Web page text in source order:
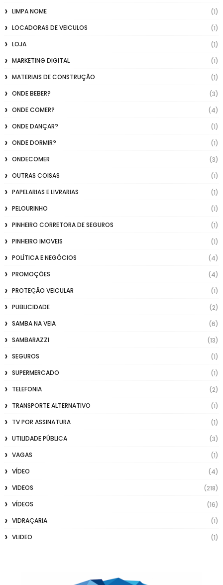
LIMPA NOME
(1)
LOCADORAS DE VEICULOS
(1)
LOJA
(1)
MARKETING DIGITAL
(1)
MATERIAIS DE CONSTRUÇÃO
(1)
ONDE BEBER?
(3)
ONDE COMER?
(4)
ONDE DANÇAR?
(1)
ONDE DORMIR?
(1)
ONDECOMER
(3)
OUTRAS COISAS
(1)
PAPELARIAS E LIVRARIAS
(1)
PELOURINHO
(1)
PINHEIRO CORRETORA DE SEGUROS
(1)
PINHEIRO IMOVEIS
(1)
POLÍTICA E NEGÓCIOS
(4)
PROMOÇÕES
(4)
PROTEÇÃO VEICULAR
(1)
PUBLICIDADE
(2)
SAMBA NA VEIA
(6)
SAMBARAZZI
(13)
SEGUROS
(1)
SUPERMERCADO
(1)
TELEFONIA
(2)
TRANSPORTE ALTERNATIVO
(1)
TV POR ASSINATURA
(1)
UTILIDADE PÚBLICA
(3)
VAGAS
(1)
VÍDEO
(4)
VIDEOS
(218)
VÍDEOS
(16)
VIDRAÇARIA
(1)
VLIDEO
(1)